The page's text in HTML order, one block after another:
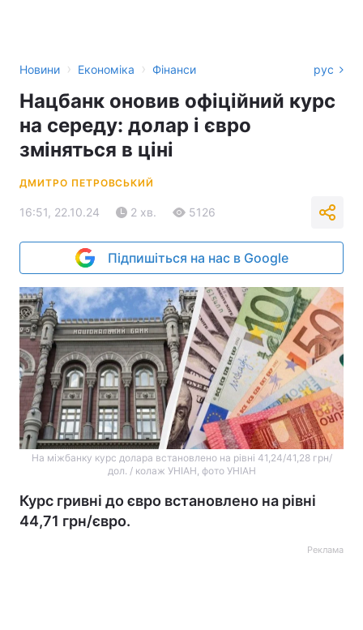
Новини › Економіка › Фінанси рус
Нацбанк оновив офіційний курс
на середу: долар і євро
зміняться в ціні
ДМИТРО ПЕТРОВСЬКИЙ
16:51, 22.10.24 2 хв. 5126
Підпишіться на нас в Google
На міжбанку курс долара встановлено на рівні 41,24/41,28 грн/
дол. / колаж УНІАН, фото УНІАН
Курс гривні до євро встановлено на рівні
44,71 грн/євро.
Реклама